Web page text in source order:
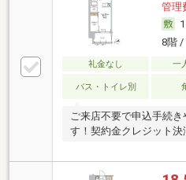
管理
8階 /
礼金なし 一
バス・トイレ別
ご来店不要で申込手続
す！契約金クレジット決